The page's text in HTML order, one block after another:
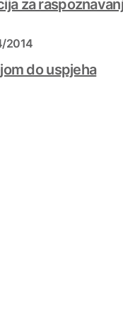
za
2014
do uspjeha